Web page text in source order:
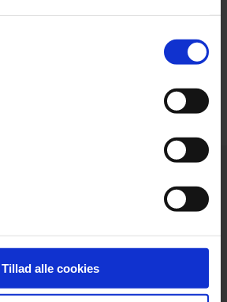
Tillad alle cookies
Beierholm
Langagervej 1